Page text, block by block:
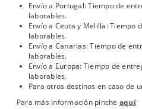
Envío a Portugal: Tiempo de
laborables.
Envío a Ceuta y Melilla: Tiempo
laborables.
Envío a Canarias: Tiempo de
laborables.
Envío a Europa: Tiempo de
laborables.
Para otros destinos en caso de
Para más información pinche aquí